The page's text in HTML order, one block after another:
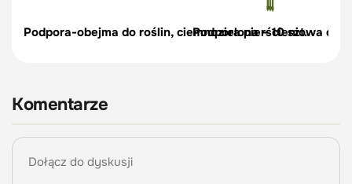
Podpora-obejma do roślin, ciemnozielona – 10 szt.
Podpora pierścieniowa do
Komentarze